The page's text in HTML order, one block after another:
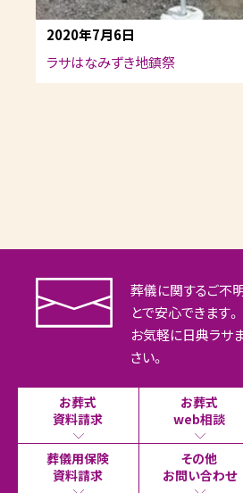
2020年7月6日
ラサはなみずき地鎮祭
葬儀に関するご不
とで安心できます。
お気軽に日典ラサ
さい。
お葬式
資料請求
お葬式
web相談
葬儀用保険
資料請求
その他
お問い合わせ